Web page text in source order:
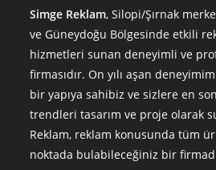
Simge Reklam, Silopi/Şırnak
ve Güneydoğu Bölgesinde etkili
hizmetleri sunan deneyimli ve
firmasıdır. On yılı aşan
bir yapıya sahibiz ve sizlere en
trendleri tasarım ve proje olarak
Reklam, reklam konusunda tüm
noktada bulabileceğiniz bir